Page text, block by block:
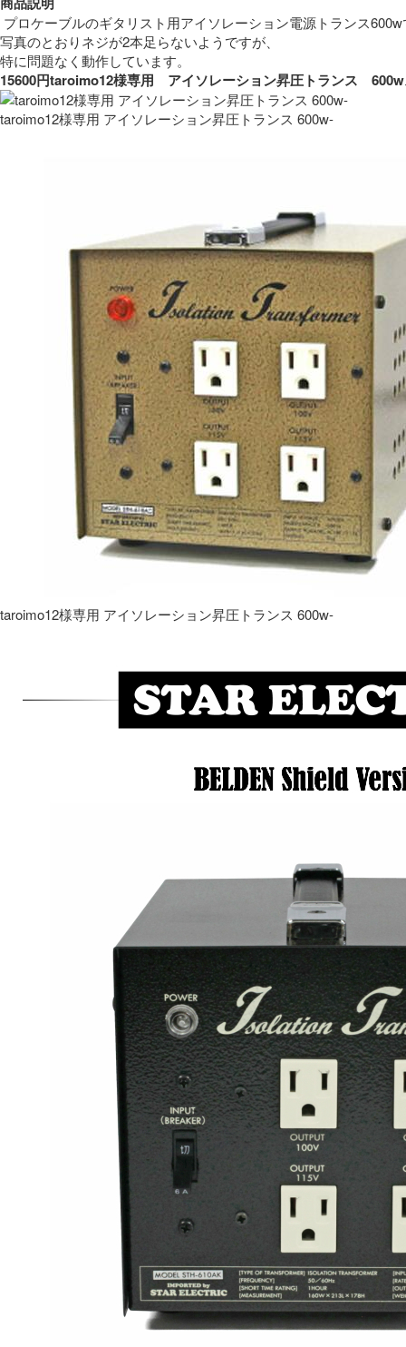
プロケーブルのギタリスト用アイソレーション電源トランス
写真のとおりネジが2本足らないようですが、
15600円taroimo12様専用　アイソレーション昇圧トランス　
taroimo12様専用 アイソレーション昇圧トランス 600w-
taroimo12様専用 アイソレーション昇圧トランス 600w-